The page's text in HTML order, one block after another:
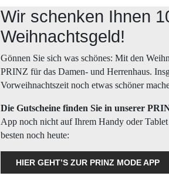
Wir schenken Ihnen
Weihnachtsgeld!
Gönnen Sie sich was schönes: Mit den
PRINZ für das Damen- und Herrenhaus.
Vorweihnachtszeit noch etwas schöner
Die Gutscheine finden Sie in unserer
App noch nicht auf Ihrem Handy oder
besten noch heute:
HIER GEHT’S ZUR PRINZ MODE APP